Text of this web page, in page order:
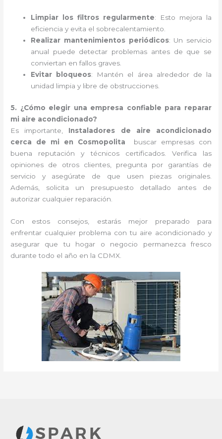
Limpiar los filtros regularmente: Esto mejora la
eficiencia y evita el sobrecalentamiento.
Realizar mantenimientos periódicos: Un servicio
anual puede detectar problemas antes de que se
conviertan en fallos graves.
Evitar bloqueos: Mantén el área alrededor de la
unidad limpia y libre de obstrucciones.
5. ¿Cómo elegir una empresa confiable para reparar
mi aire acondicionado?
Es importante, Instaladores de aire acondicionado
cerca de mi en Cosmopolita
buscar empresas con
buena reputación y técnicos certificados. Verifica las
opiniones de otros clientes, pregunta por garantías de
servicio y asegúrate de que usen piezas originales.
Además, solicita un presupuesto detallado antes de
autorizar cualquier reparación.
Con estos consejos, estarás mejor preparado para
enfrentar cualquier problema con tu aire acondicionado y
asegurar que tu hogar o negocio permanezca fresco
durante todo el año en la CDMX.